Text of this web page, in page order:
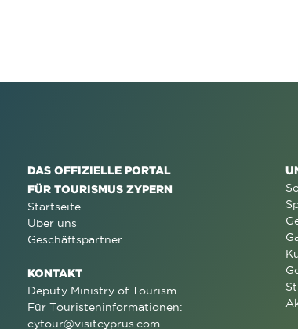
DAS OFFIZIELLE PORTAL
FÜR TOURISMUS ZYPERN
Startseite
Über uns
Geschäftspartner
KONTAKT
Deputy Ministry of Tourism
Für Touristeninformationen:
cytour@visitcyprus.com